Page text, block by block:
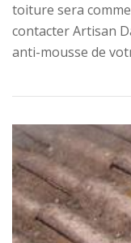
toiture sera
contacter Artisan
anti-mousse de